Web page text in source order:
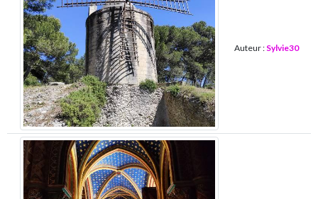
Auteur : Sylvie30